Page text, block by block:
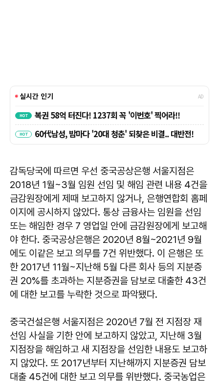
감독당국에 따르면 우선 중국공상은행 서울지점은
2018년 1월~3월 임원 선임 및 해임 관련 내용 4건을
금감원장에게 제때 보고하지 않거나, 은행연합회 홈페
이지에 공시하지 않았다. 통상 금융사는 임원을 선임
또는 해임한 경우 7 영업일 안에 금감원장에게 보고해
야 한다. 중국공상은행은 2020년 8월~2021년 9월
에도 이같은 보고 의무를 7건 위반했다. 이 은행은 또
한 2017년 11월~지난해 5월 다른 회사 등의 지분증
권 20%를 초과하는 지분증권을 담보로 대출한 43건
에 대한 보고를 누락한 것으로 파악됐다.
중국건설은행 서울지점은 2020년 7월 전 지점장 재
선임 사실을 기한 안에 보고하지 않았고, 지난해 3월
지점장을 해임하고 새 지점장을 선임한 내용도 보고하
지 않았다. 또 2017년부터 지난해까지 지분증권 담보
대출 45건에 대한 보고 의무를 위반했다. 중국농업은